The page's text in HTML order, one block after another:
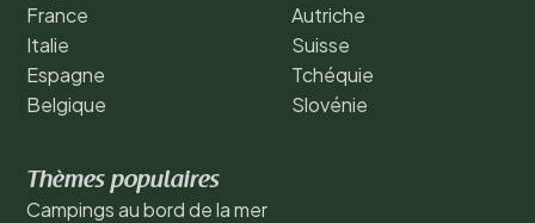
France
Italie
Espagne
Belgique
Autriche
Suisse
Tchéquie
Slovénie
Thèmes populaires
Campings au bord de la mer